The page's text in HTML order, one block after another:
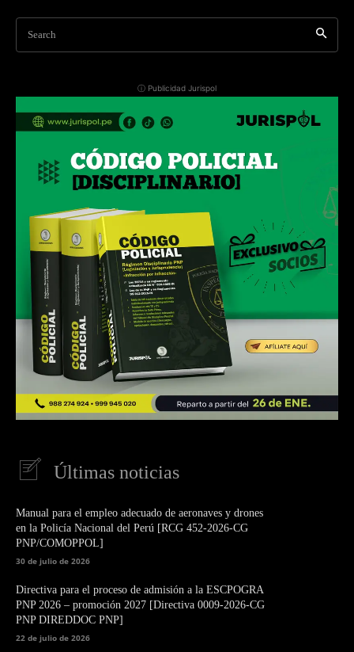
Search
ⓘ Publicidad Jurispol
Últimas noticias
Manual para el empleo adecuado de aeronaves y drones
en la Policía Nacional del Perú [RCG 452-2026-CG
PNP/COMOPPOL]
30 de julio de 2026
Directiva para el proceso de admisión a la ESCPOGRA
PNP 2026 – promoción 2027 [Directiva 0009-2026-CG
PNP DIREDDOC PNP]
22 de julio de 2026